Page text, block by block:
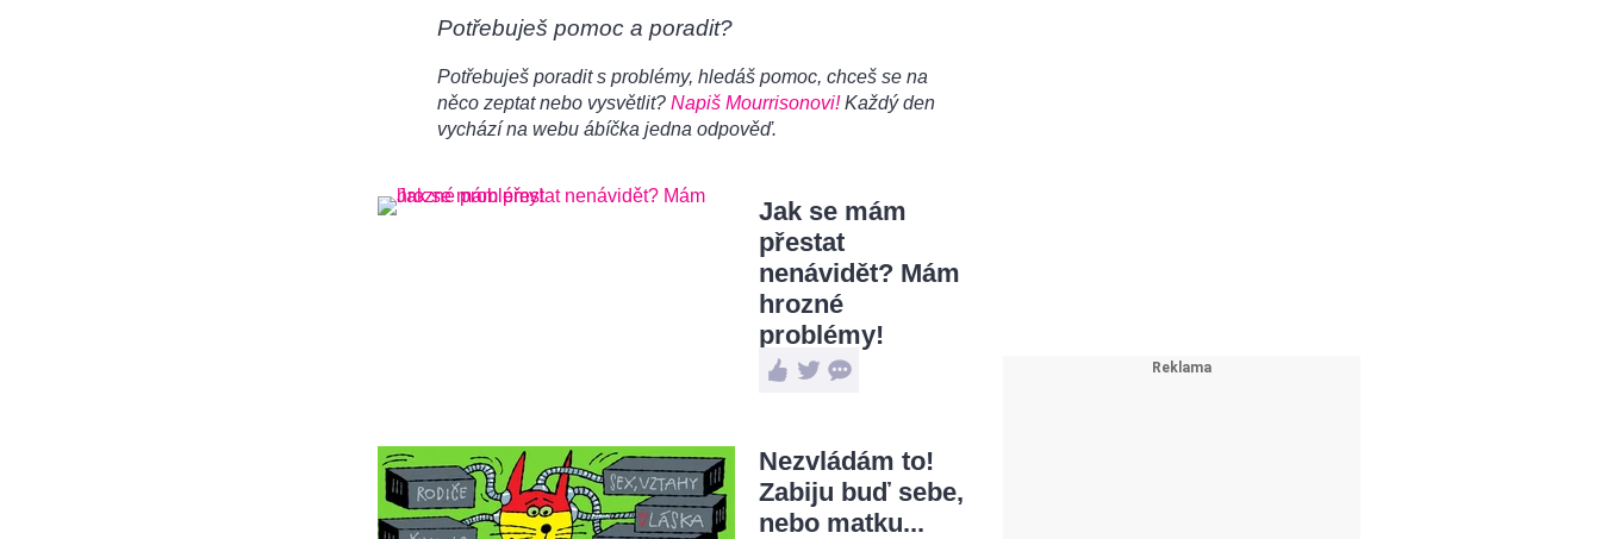
Potřebuješ pomoc a poradit?
Potřebuješ poradit s problémy, hledáš pomoc, chceš se na
něco zeptat nebo vysvětlit? Napiš Mourrisonovi!Každý den
vychází na webu ábíčka jedna odpověď.
Jak se mám
přestat
nenávidět? Mám
hrozné
problémy!
Nezvládám to!
Zabiju buď sebe,
nebo matku...